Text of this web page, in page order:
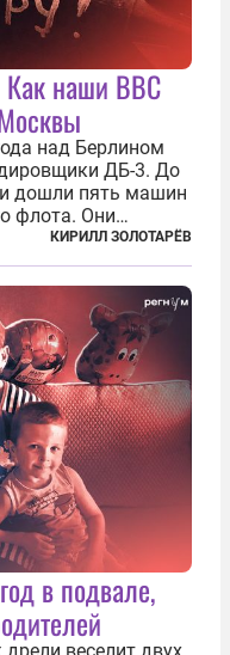
наши ВВС
над Берлином
ДБ-3. До
дошли пять машин
флота. Они
в тот момент
война идет где-то
КИРИЛЛ ЗОЛОТАРЁВ
в подвале,